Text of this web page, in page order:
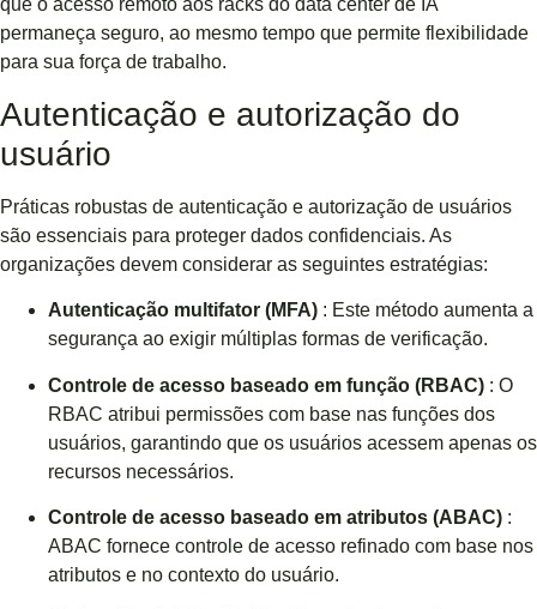
que o acesso remoto aos racks do data center de IA
permaneça seguro, ao mesmo tempo que permite flexibilidade
para sua força de trabalho.
Autenticação e autorização do
usuário
Práticas robustas de autenticação e autorização de usuários
são essenciais para proteger dados confidenciais. As
organizações devem considerar as seguintes estratégias:
Autenticação multifator (MFA) : Este método aumenta a
segurança ao exigir múltiplas formas de verificação.
Controle de acesso baseado em função (RBAC) : O
RBAC atribui permissões com base nas funções dos
usuários, garantindo que os usuários acessem apenas os
recursos necessários.
Controle de acesso baseado em atributos (ABAC) :
ABAC fornece controle de acesso refinado com base nos
atributos e no contexto do usuário.